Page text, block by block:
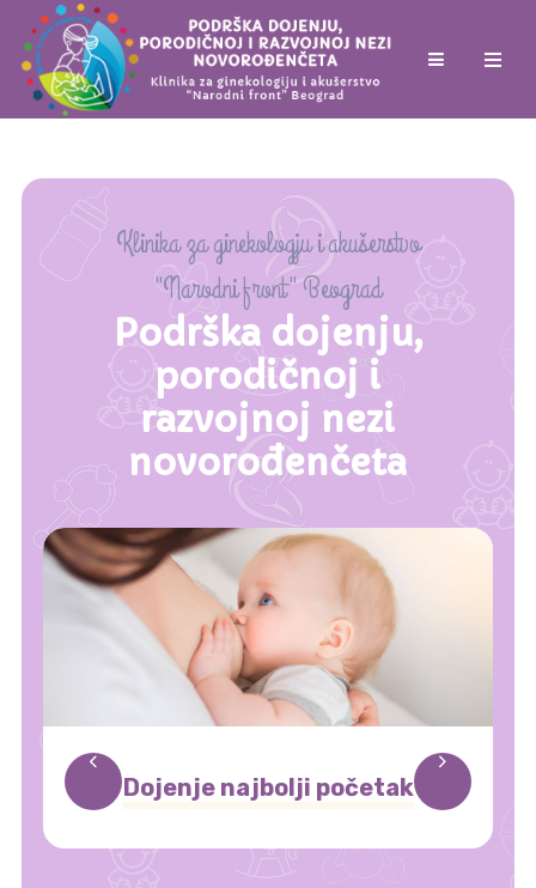
Klinika za ginekologju i akušerstvo
"Narodni front" Beograd
Podrška dojenju,
porodičnoj i
razvojnoj nezi
novorođenčeta
Dojenje najbolji početak